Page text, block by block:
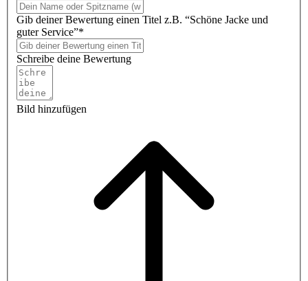
Gib deiner Bewertung einen Titel z.B. “Schöne Jacke und
guter Service”*
Schreibe deine Bewertung
Bild hinzufügen